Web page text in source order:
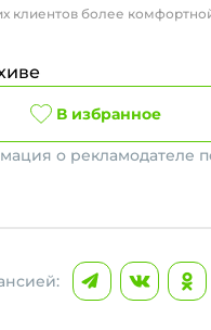
клиентов более
В избранное
о рекламодателе